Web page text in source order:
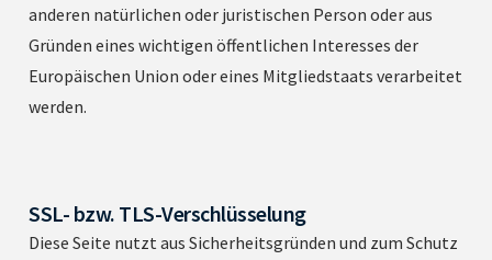
anderen natürlichen oder juristischen Person oder aus
Gründen eines wichtigen öffentlichen Interesses der
Europäischen Union oder eines Mitgliedstaats verarbeitet
werden.
SSL- bzw. TLS-Verschlüsselung
Diese Seite nutzt aus Sicherheitsgründen und zum Schutz